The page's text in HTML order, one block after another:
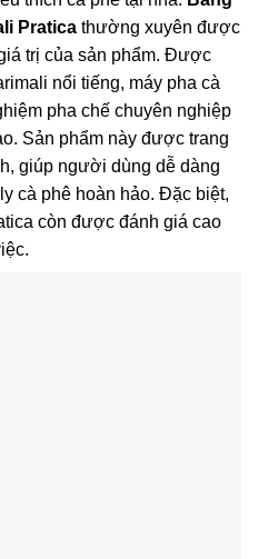
Pratica thường xuyên được
trị của sản phẩm. Được
nổi tiếng, máy pha cà
pha chế chuyên nghiệp
Sản phẩm này được trang
giúp người dùng dễ dàng
cà phê hoàn hảo. Đặc biệt,
còn được đánh giá cao